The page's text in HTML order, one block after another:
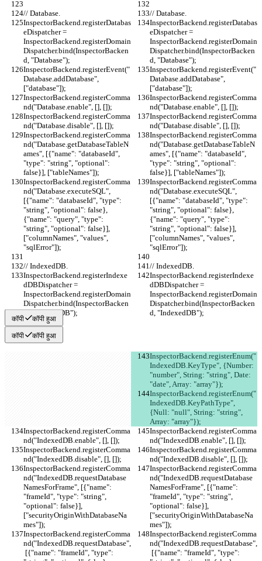
// Database.
// Database.
InspectorBackend.registerDatabas
eDispatcher =
InspectorBackend.registerDomain
Dispatcher.bind(InspectorBacken
d, "Database");
InspectorBackend.registerDatabas
eDispatcher =
InspectorBackend.registerDomain
Dispatcher.bind(InspectorBacken
d, "Database");
InspectorBackend.registerEvent("
Database.addDatabase",
["database"]);
InspectorBackend.registerEvent("
Database.addDatabase",
["database"]);
InspectorBackend.registerComma
nd("Database.enable", [], []);
InspectorBackend.registerComma
nd("Database.enable", [], []);
InspectorBackend.registerComma
nd("Database.disable", [], []);
InspectorBackend.registerComma
nd("Database.disable", [], []);
InspectorBackend.registerComma
nd("Database.getDatabaseTableN
ames", [{"name": "databaseId",
"type": "string", "optional":
false}], ["tableNames"]);
InspectorBackend.registerComma
nd("Database.getDatabaseTableN
ames", [{"name": "databaseId",
"type": "string", "optional":
false}], ["tableNames"]);
InspectorBackend.registerComma
nd("Database.executeSQL",
[{"name": "databaseId", "type":
"string", "optional": false},
{"name": "query", "type":
"string", "optional": false}],
["columnNames", "values",
"sqlError"]);
InspectorBackend.registerComma
nd("Database.executeSQL",
[{"name": "databaseId", "type":
"string", "optional": false},
{"name": "query", "type":
"string", "optional": false}],
["columnNames", "values",
"sqlError"]);
// IndexedDB.
// IndexedDB.
InspectorBackend.registerIndexe
dDBDispatcher =
InspectorBackend.registerDomain
Dispatcher.bind(InspectorBacken
d, "IndexedDB");
InspectorBackend.registerIndexe
dDBDispatcher =
InspectorBackend.registerDomain
Dispatcher.bind(InspectorBacken
d, "IndexedDB");
कॉपी कॉपी हुआ
कॉपी कॉपी हुआ
InspectorBackend.registerEnum("
IndexedDB.KeyType", {Number:
"number", String: "string", Date:
"date", Array: "array"});
InspectorBackend.registerEnum("
IndexedDB.KeyPathType",
{Null: "null", String: "string",
Array: "array"});
InspectorBackend.registerComma
nd("IndexedDB.enable", [], []);
InspectorBackend.registerComma
nd("IndexedDB.enable", [], []);
InspectorBackend.registerComma
nd("IndexedDB.disable", [], []);
InspectorBackend.registerComma
nd("IndexedDB.disable", [], []);
InspectorBackend.registerComma
nd("IndexedDB.requestDatabase
NamesForFrame", [{"name":
"frameId", "type": "string",
"optional": false}],
["securityOriginWithDatabaseNa
mes"]);
InspectorBackend.registerComma
nd("IndexedDB.requestDatabase
NamesForFrame", [{"name":
"frameId", "type": "string",
"optional": false}],
["securityOriginWithDatabaseNa
mes"]);
InspectorBackend.registerComma
nd("IndexedDB.requestDatabase",
[{"name": "frameId", "type":
InspectorBackend.registerComma
nd("IndexedDB.requestDatabase",
[{"name": "frameId", "type":